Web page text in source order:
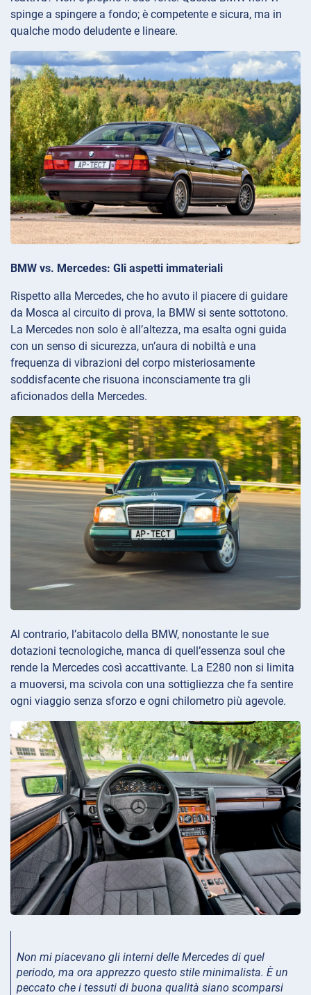
spinge a spingere a fondo; è competente e sicura, ma in
qualche modo deludente e lineare.
BMW vs. Mercedes: Gli aspetti immateriali
Rispetto alla Mercedes, che ho avuto il piacere di guidare
da Mosca al circuito di prova, la BMW si sente sottotono.
La Mercedes non solo è all’altezza, ma esalta ogni guida
con un senso di sicurezza, un’aura di nobiltà e una
frequenza di vibrazioni del corpo misteriosamente
soddisfacente che risuona inconsciamente tra gli
aficionados della Mercedes.
Al contrario, l’abitacolo della BMW, nonostante le sue
dotazioni tecnologiche, manca di quell’essenza soul che
rende la Mercedes così accattivante. La E280 non si limita
a muoversi, ma scivola con una sottigliezza che fa sentire
ogni viaggio senza sforzo e ogni chilometro più agevole.
Non mi piacevano gli interni delle Mercedes di quel
periodo, ma ora apprezzo questo stile minimalista. È un
peccato che i tessuti di buona qualità siano scomparsi